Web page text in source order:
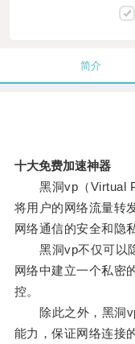
简介
十大免费加速神器
黑洞vp（Virtual
将用户的网络流量转
网络通信的安全和隐
黑洞vp不仅可以隐
网络中建立一个私密
控。
除此之外，黑洞vp
能力，保证网络连接